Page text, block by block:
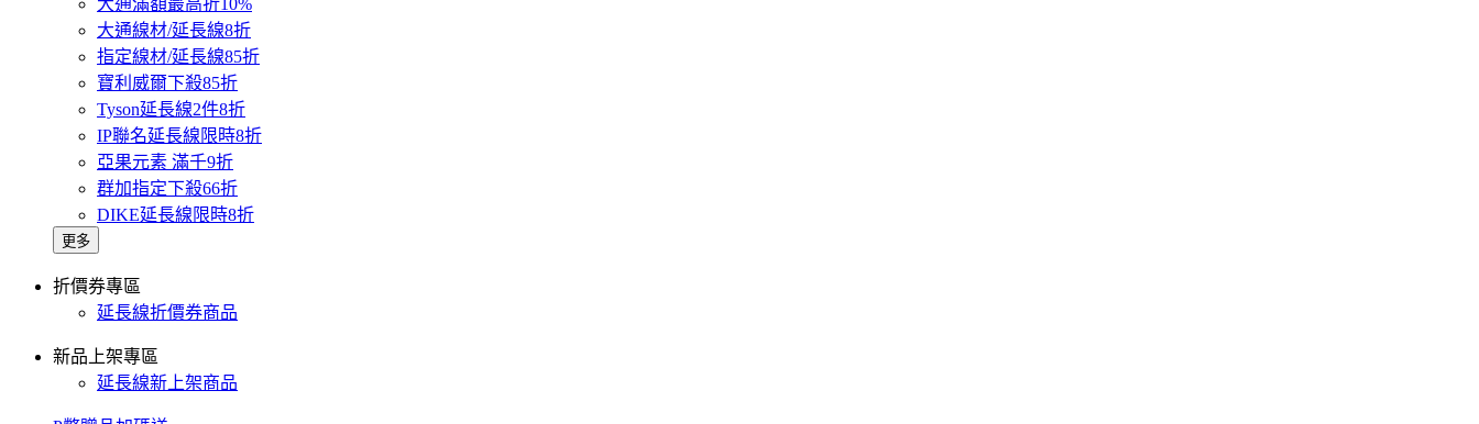
大通線材/延長線8折
指定線材/延長線85折
寶利威爾下殺85折
Tyson延長線2件8折
IP聯名延長線限時8折
亞果元素 滿千9折
群加指定下殺66折
DIKE延長線限時8折
更多
折價券專區
延長線折價券商品
新品上架專區
延長線新上架商品